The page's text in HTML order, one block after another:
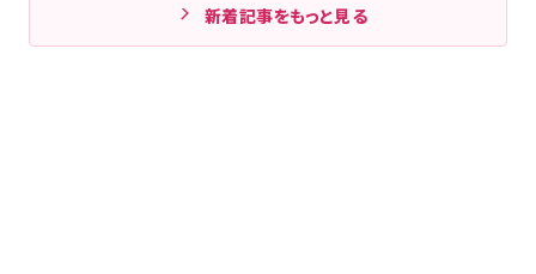
新着記事をもっと見る